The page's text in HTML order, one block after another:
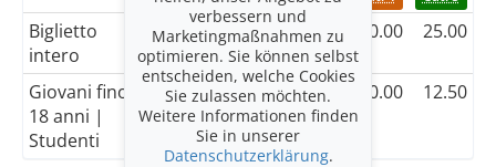
Biglietto
intero
85.00 70.00 55.00 40.00 25.00
Giovani fino a
18 anni |
Studenti
42.50 35.00 27.50 20.00 12.50
verbessern und
Marketingmaßnahmen zu
optimieren. Sie können selbst
entscheiden, welche Cookies
Sie zulassen möchten.
Weitere Informationen finden
Sie in unserer
Datenschutzerklärung.